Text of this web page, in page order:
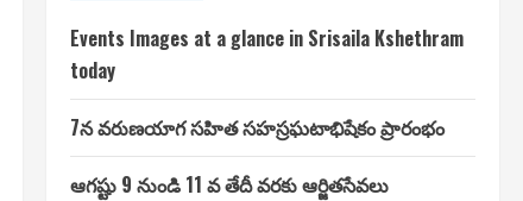
Events Images at a glance in Srisaila Kshethram
today
7న వరుణయాగ సహిత సహస్రఘటాభిషేకం ప్రారంభం
ఆగష్టు 9 నుండి 11 వ తేదీ వరకు ఆర్జితసేవలు